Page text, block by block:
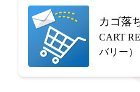
カゴ落
CART
バリー）